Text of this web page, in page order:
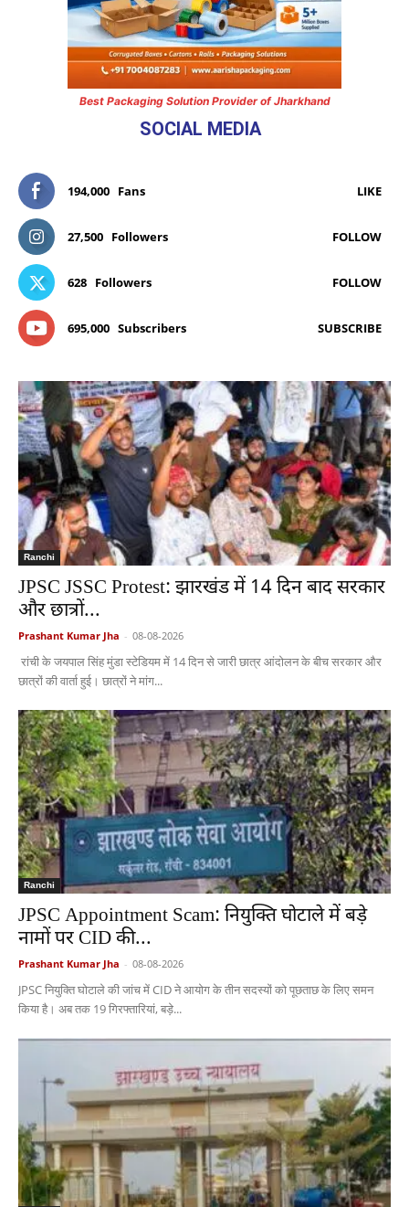
Best Packaging Solution Provider of Jharkhand
SOCIAL MEDIA
194,000 Fans LIKE
27,500 Followers FOLLOW
628 Followers FOLLOW
695,000 Subscribers SUBSCRIBE
Ranchi
JPSC JSSC Protest: झारखंड में 14 दिन बाद सरकार
और छात्रों...
Prashant Kumar Jha - 08-08-2026
रांची के जयपाल सिंह मुंडा स्टेडियम में 14 दिन से जारी छात्र आंदोलन के बीच सरकार और
छात्रों की वार्ता हुई। छात्रों ने मांग...
Ranchi
JPSC Appointment Scam: नियुक्ति घोटाले में बड़े
नामों पर CID की...
Prashant Kumar Jha - 08-08-2026
JPSC नियुक्ति घोटाले की जांच में CID ने आयोग के तीन सदस्यों को पूछताछ के लिए समन
किया है। अब तक 19 गिरफ्तारियां, बड़े...